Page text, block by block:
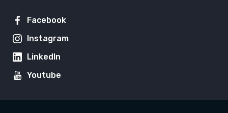
Facebook
Instagram
LinkedIn
Youtube